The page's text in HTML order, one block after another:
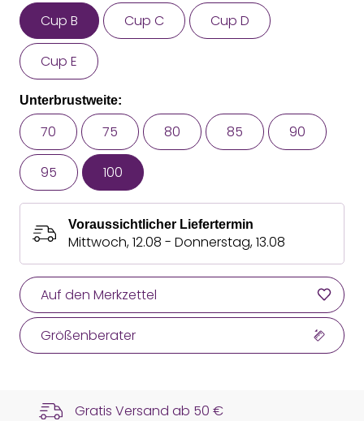
Cup B Cup C Cup D
Cup E
Unterbrustweite:
70 75 80 85 90
95 100
Voraussichtlicher Liefertermin
Mittwoch, 12.08 - Donnerstag, 13.08
Auf den Merkzettel
Größenberater
Gratis Versand ab 50 €